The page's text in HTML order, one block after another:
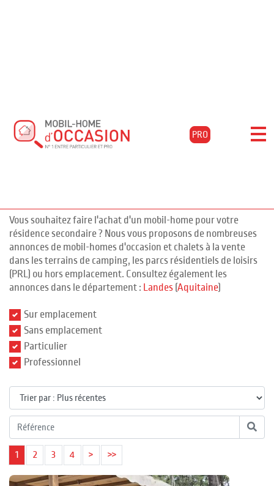
PRO
Mobil-homes d'occasion à
BISCARROSSE PLAGE, Landes
Vous souhaitez faire l'achat d'un mobil-home pour votre
résidence secondaire ? Nous vous proposons de nombreuses
annonces de mobil-homes d'occasion et chalets à la vente
dans les terrains de camping, les parcs résidentiels de loisirs
(PRL) ou hors emplacement. Consultez également les
annonces dans le département : Landes (Aquitaine)
Sur emplacement
Sans emplacement
Particulier
Professionnel
1 2 3 4 > >>